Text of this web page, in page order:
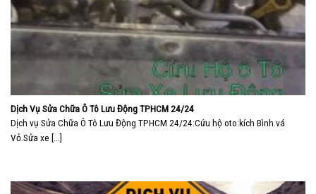
Dịch Vụ Sửa Chữa Ô Tô Lưu Động TPHCM 24/24
Dịch vụ Sửa Chữa Ô Tô Lưu Động TPHCM 24/24:Cứu hộ oto:kích Bình.vá
Vỏ.Sửa xe [...]